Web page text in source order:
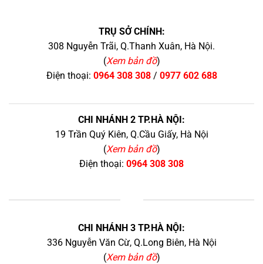
TRỤ SỞ CHÍNH:
308 Nguyễn Trãi, Q.Thanh Xuân, Hà Nội.
(Xem bản đồ)
Điện thoại: 0964 308 308/ 0977 602 688
CHI NHÁNH 2 TP.HÀ NỘI:
19 Trần Quý Kiên, Q.Cầu Giấy, Hà Nội
(Xem bản đồ)
Điện thoại: 0964 308 308
CHI NHÁNH 3 TP.HÀ NỘI:
336 Nguyễn Văn Cừ, Q.Long Biên, Hà Nội
(Xem bản đồ)